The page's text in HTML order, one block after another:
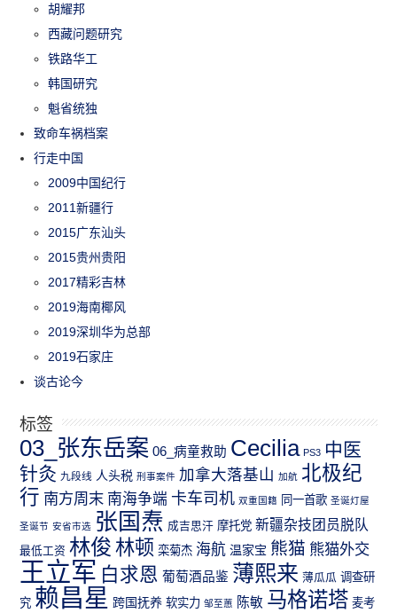
胡耀邦
西藏问题研究
铁路华工
韩国研究
魁省统独
致命车祸档案
行走中国
2009中国纪行
2011新疆行
2015广东汕头
2015贵州贵阳
2017精彩吉林
2019海南椰风
2019深圳华为总部
2019石家庄
谈古论今
标签
03_张东岳案 06_病童救助 Cecilia PS3 中医
针灸 九段线 人头税 刑事案件 加拿大落基山 加航 北极纪
行 南方周末 南海争端 卡车司机 双重国籍 同一首歌 圣诞灯屋
圣诞节 安省市选 张国焘 成吉思汗 摩托党 新疆杂技团员脱队
最低工资 林俊 林顿 栾菊杰 海航 温家宝 熊猫 熊猫外交
王立军 白求恩 葡萄酒品鉴 薄熙来 薄瓜瓜 调查研
究 赖昌星 跨国抚养 软实力 邹至蕙 陈敏 马格诺塔 麦考